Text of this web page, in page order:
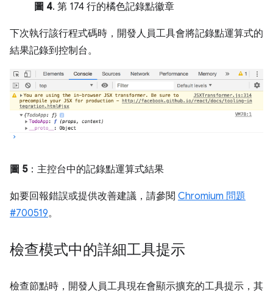
圖 4. 第 174 行的橘色記錄點徽章
下次執行該行程式碼時，開發人員工具會將記錄點運算式的
結果記錄到控制台。
圖 5：主控台中的記錄點運算式結果
如要回報錯誤或提供改善建議，請參閱 Chromium 問題
#700519。
檢查模式中的詳細工具提示
檢查節點時，開發人員工具現在會顯示擴充的工具提示，其